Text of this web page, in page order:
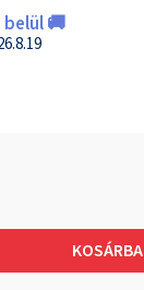
belül 🚚
KOSÁRBA